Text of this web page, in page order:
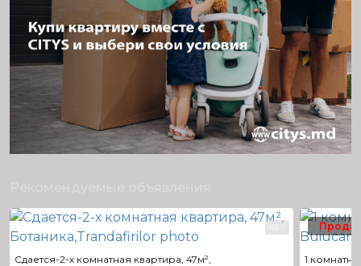
7
Сдается-2-х комнатная квартира, 47м²,
1